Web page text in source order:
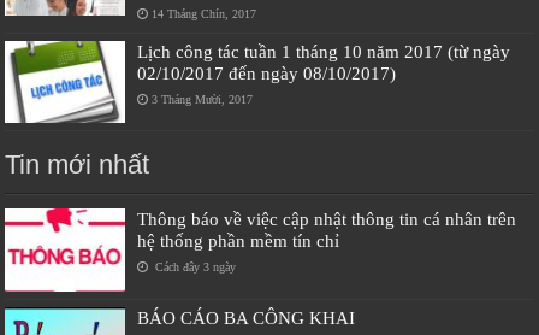
14 Tháng Chín, 2017
Lịch công tác tuần 1 tháng 10 năm 2017 (từ ngày
02/10/2017 đến ngày 08/10/2017)
3 Tháng Mười, 2017
Tin mới nhất
Thông báo về việc cập nhật thông tin cá nhân trên
hệ thống phần mềm tín chỉ
Cách đây 3 ngày
BÁO CÁO BA CÔNG KHAI